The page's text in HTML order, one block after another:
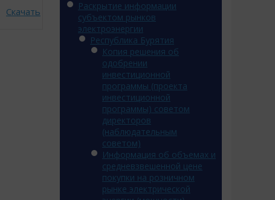
Скачать
Раскрытие информации
субъектом рынков
электроэнергии
Республика Бурятия
Копия решения об
одобрении
инвестиционной
программы (проекта
инвестиционной
программы) советом
директоров
(наблюдательным
советом)
Информация об объемах и
средневзвешенной цене
покупки на розничном
рынке электрической